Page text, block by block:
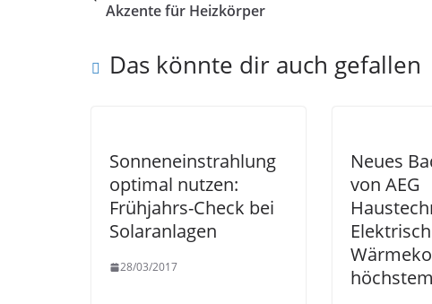
Akzente für Heizkörper
Das könnte dir auch gefallen
Sonneneinstrahlung
optimal nutzen:
Frühjahrs-Check bei
Solaranlagen
28/03/2017
Neues
von AEG